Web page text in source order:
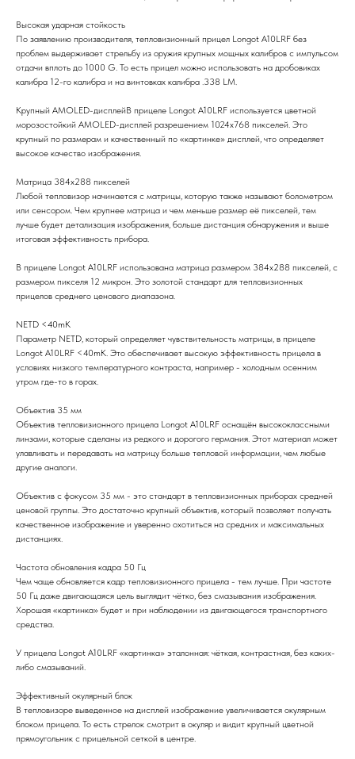
Высокая ударная стойкость
По заявлению производителя, тепловизионный прицел Longot A10LRF без
проблем выдерживает стрельбу из оружия крупных мощных калибров с импульсом
отдачи вплоть до 1000 G. То есть прицел можно использовать на дробовиках
калибра 12-го калибра и на винтовках калибра .338 LM.
Крупный АМOLED-дисплейВ прицеле Longot A10LRF используется цветной
морозостойкий АМOLED-дисплей разрешением 1024х768 пикселей. Это
крупный по размерам и качественный по «картинке» дисплей, что определяет
высокое качество изображения.
Матрица 384х288 пикселей
Любой тепловизор начинается с матрицы, которую также называют болометром
или сенсором. Чем крупнее матрица и чем меньше размер её пикселей, тем
лучше будет детализация изображения, больше дистанция обнаружения и выше
итоговая эффективность прибора.
В прицеле Longot A10LRF использована матрица размером 384х288 пикселей, с
размером пикселя 12 микрон. Это золотой стандарт для тепловизионных
прицелов среднего ценового диапазона.
NEТD <40mK
Параметр NEТD, который определяет чувствительность матрицы, в прицеле
Longot A10LRF <40mK. Это обеспечивает высокую эффективность прицела в
условиях низкого температурного контраста, например - холодным осенним
утром где-то в горах.
Объектив 35 мм
Объектив тепловизионного прицела Longot A10LRF оснащён высококлассными
линзами, которые сделаны из редкого и дорогого германия. Этот материал может
улавливать и передавать на матрицу больше тепловой информации, чем любые
другие аналоги.
Объектив с фокусом 35 мм - это стандарт в тепловизионных приборах средней
ценовой группы. Это достаточно крупный объектив, который позволяет получать
качественное изображение и уверенно охотиться на средних и максимальных
дистанциях.
Частота обновления кадра 50 Гц
Чем чаще обновляется кадр тепловизионного прицела - тем лучше. При частоте
50 Гц даже двигающаяся цель выглядит чётко, без смазывания изображения.
Хорошая «картинка» будет и при наблюдении из двигающегося транспортного
средства.
У прицела Longot A10LRF «картинка» эталонная: чёткая, контрастная, без каких-
либо смазываний.
Эффективный окулярный блок
В тепловизоре выведенное на дисплей изображение увеличивается окулярным
блоком прицела. То есть стрелок смотрит в окуляр и видит крупный цветной
прямоугольник с прицельной сеткой в центре.